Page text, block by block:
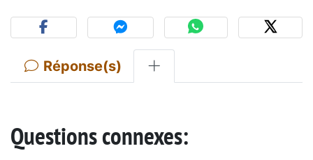
Réponse(s)
Questions connexes: